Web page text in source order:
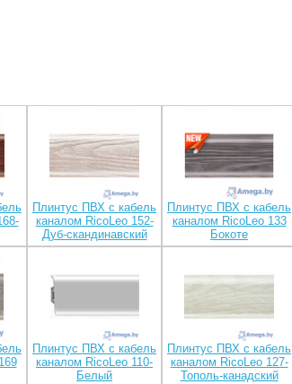
Плинтус ПВХ с кабель
каналом RicoLeo 152-
Дуб-скандинавский
Плинтус ПВХ с кабель
каналом RicoLeo 133
Бокоте
Плинтус ПВХ с кабель
каналом RicoLeo 110-
Белый
Плинтус ПВХ с кабель
каналом RicoLeo 127-
Тополь-канадский